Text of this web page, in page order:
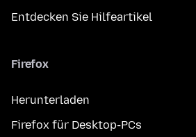
Entdecken Sie Hilfeartikel
Firefox
Herunterladen
Firefox für Desktop-PCs